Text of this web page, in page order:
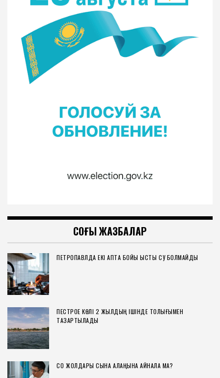
СОҢҒЫ ЖАЗБАЛАР
ПЕТРОПАВЛДА ЕКІ АПТА БОЙЫ ЫСТЫҚ СУ БОЛМАЙДЫ
ПЕСТРОЕ КӨЛІ 2 ЖЫЛДЫҢ ІШІНДЕ ТОЛЫҒЫМЕН
ТАЗАРТЫЛАДЫ
СҚО ЖОЛДАРЫ СЫНАҚ АЛАҢЫНА АЙНАЛА МА?